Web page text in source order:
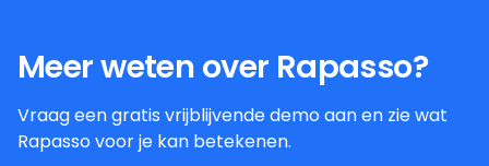
Meer weten over Rapasso?
Vraag een gratis vrijblijvende demo aan en zie wat
Rapasso voor je kan betekenen.